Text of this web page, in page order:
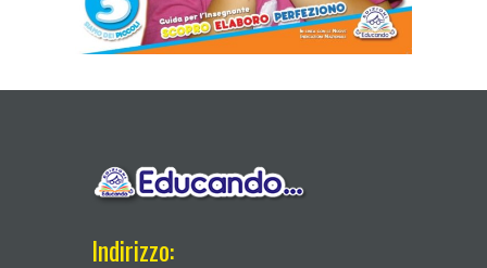
Indirizzo: